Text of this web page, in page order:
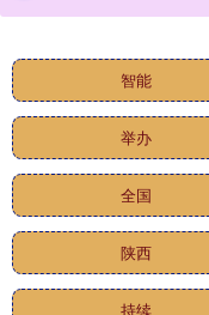
智能
举办
全国
陕西
持续